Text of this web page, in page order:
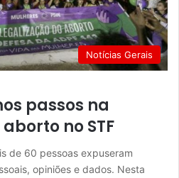
Notícias Gerais
passos na
no STF
de 60 pessoas expuseram
opiniões e dados. Nesta